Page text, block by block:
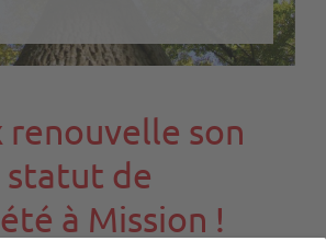
renouvelle son
statut de
à Mission !